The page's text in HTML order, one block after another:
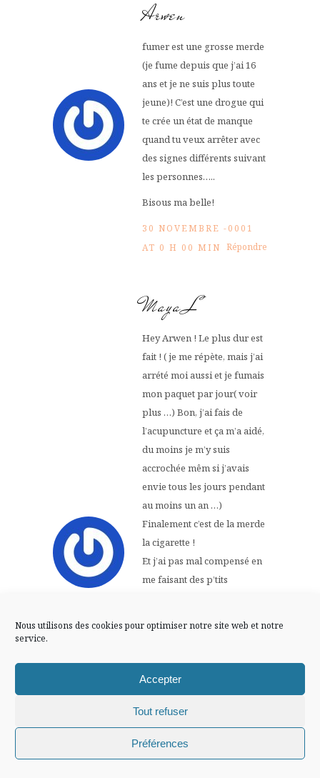
Nous utilisons des cookies pour optimiser notre site web et notre
service.
Accepter
Tout refuser
Préférences
Arwen
fumer est une grosse merde
(je fume depuis que j’ai 16
ans et je ne suis plus toute
jeune)! C’est une drogue qui
te crée un état de manque
quand tu veux arrêter avec
des signes différents suivant
les personnes…..
Bisous ma belle!
30 NOVEMBRE -0001
AT 0 H 00 MIN Répondre
Maya L
Hey Arwen ! Le plus dur est
fait ! ( je me répète, mais j’ai
arrété moi aussi et je fumais
mon paquet par jour( voir
plus …) Bon, j’ai fais de
l’acupuncture et ça m’a aidé,
du moins je m’y suis
accrochée mêm si j’avais
envie tous les jours pendant
au moins un an …)
Finalement c’est de la merde
la cigarette !
Et j’ai pas mal compensé en
me faisant des p’tits
me serais payé un voyage !
bon bouquin c’est plutôt que
saison ! t’as bien raison !
va au ralenti si tu peux, ça te
permettra après d’ aller de
Suivre sur Instagram
Mentions légales Confidentialité